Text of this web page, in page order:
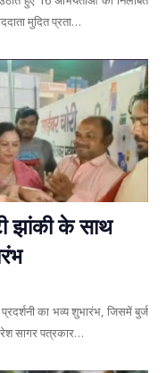
मुदित प्रता…
झांकी के साथ
का भव्य शुभारंभ, जिसमें बुर्ज
सागर पत्रकार…